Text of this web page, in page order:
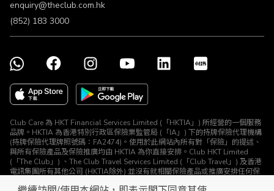
enquiry@theclub.com.hk
(852) 183 3000
Club Care 為 HKT Financial Services Limited (「HKTIA」) 所經營的一個服務
品牌。HKTIA 為香港特別行政區保險業監管局 (「IA」) 下的持牌保險代理機構
(持牌保險代理牌照號碼：FA2474)。使用於此網站內所有對「保險」的提述、
與所有保險產品及保險推廣均由 HKTIA 為你直接安排。Club HKT Limited
(「The Club」) 、The Club Travel Services Limited (「Club Travel」) 及香港
電訊集團所有其他公司 (HKTIA除外) 並沒有就相關保險產品或推廣安排任何保